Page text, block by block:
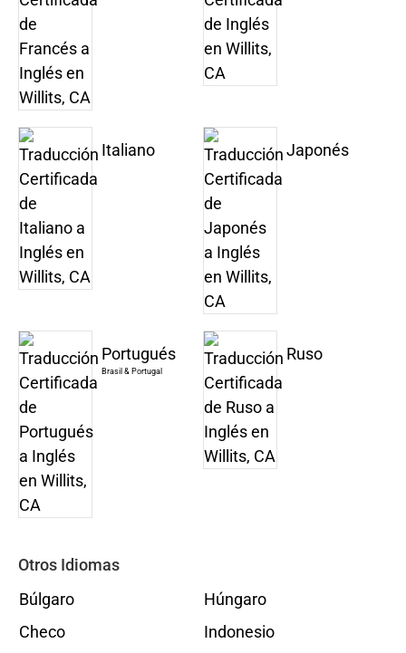
Italiano Japonés
Portugués
Brasil & Portugal
Ruso
Otros Idiomas
Búlgaro
Checo
Húngaro
Indonesio